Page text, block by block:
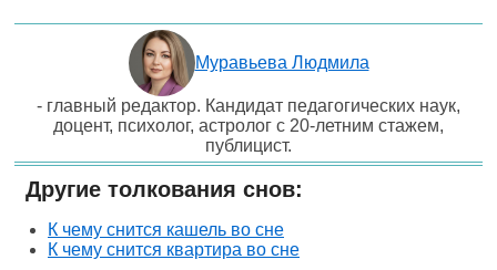
Муравьева Людмила
- главный редактор. Кандидат педагогических наук,
доцент, психолог, астролог с 20-летним стажем,
публицист.
Другие толкования снов:
К чему снится кашель во сне
К чему снится квартира во сне